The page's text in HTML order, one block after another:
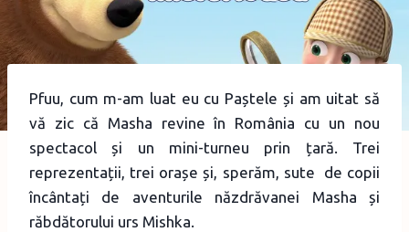
Pfuu, cum m-am luat eu cu Paștele și am uitat să
vă zic că Masha revine în România cu un nou
spectacol și un mini-turneu prin țară. Trei
reprezentații, trei orașe și, sperăm, sute de copii
încântați de aventurile năzdrăvanei Masha și
răbdătorului urs Mishka.